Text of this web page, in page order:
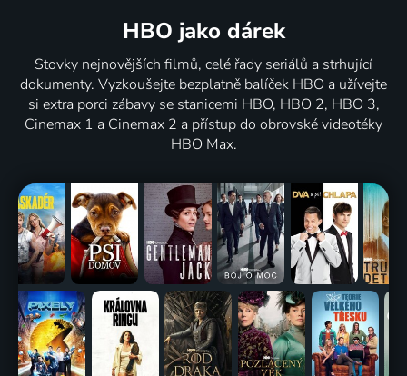
HBO jako dárek
Stovky nejnovějších filmů, celé řady seriálů a strhující
dokumenty. Vyzkoušejte bezplatně balíček HBO a užívejte
si extra porci zábavy se stanicemi HBO, HBO 2, HBO 3,
Cinemax 1 a Cinemax 2 a přístup do obrovské videotéky
HBO Max.